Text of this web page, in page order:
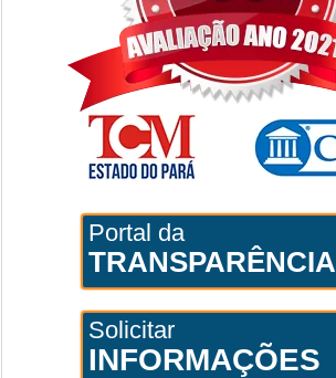
Portal da
TRANSPARÊNCIA
Solicitar
INFORMAÇÕES